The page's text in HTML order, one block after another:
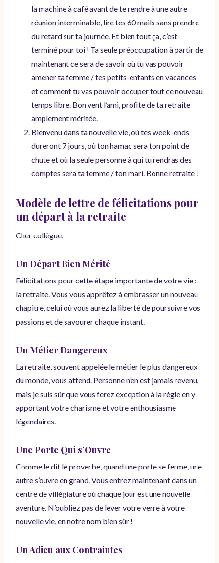
la machine à café avant de te rendre à une autre
réunion interminable, lire tes 60 mails sans prendre
du retard sur ta journée. Et bien tout ça, c’est
terminé pour toi ! Ta seule préoccupation à partir de
maintenant ce sera de savoir où tu vas pouvoir
amener ta femme / tes petits-enfants en vacances
et comment tu vas pouvoir occuper tout ce nouveau
temps libre. Bon vent l’ami, profite de ta retraite
amplement méritée.
Bienvenu dans ta nouvelle vie, où tes week-ends
dureront 7 jours, où ton hamac sera ton point de
chute et où la seule personne à qui tu rendras des
comptes sera ta femme / ton mari. Bonne retraite !
Modèle de lettre de félicitations pour
un départ à la retraite
Cher collègue,
Un Départ Bien Mérité
Félicitations pour cette étape importante de votre vie :
la retraite. Vous vous apprêtez à embrasser un nouveau
chapitre, celui où vous aurez la liberté de poursuivre vos
passions et de savourer chaque instant.
Un Métier Dangereux
La retraite, souvent appelée le métier le plus dangereux
du monde, vous attend. Personne n’en est jamais revenu,
mais je suis sûr que vous ferez exception à la règle en y
apportant votre charisme et votre enthousiasme
légendaires.
Une Porte Qui s’Ouvre
Comme le dit le proverbe, quand une porte se ferme, une
autre s’ouvre en grand. Vous entrez maintenant dans un
centre de villégiature où chaque jour est une nouvelle
aventure. N’oubliez pas de lever votre verre à votre
nouvelle vie, en notre nom bien sûr !
Un Adieu aux Contraintes